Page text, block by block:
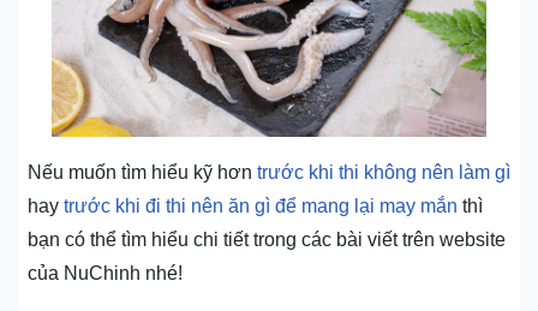
Nếu muốn tìm hiểu kỹ hơn trước khi thi không nên làm gì
hay trước khi đi thi nên ăn gì để mang lại may mắn thì
bạn có thể tìm hiểu chi tiết trong các bài viết trên website
của NuChinh nhé!